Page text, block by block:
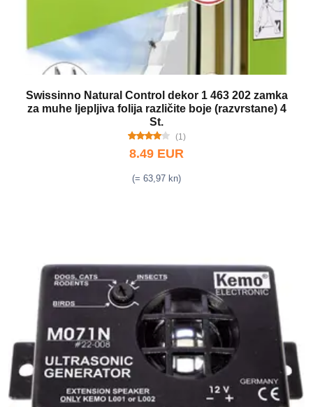
Swissinno Natural Control dekor 1 463 202 zamka
za muhe ljepljiva folija različite boje (razvrstane) 4
St.
(1)
8.49 EUR
(= 63,97 kn)